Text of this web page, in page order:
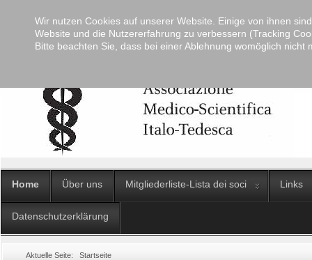
Home Über uns Mitgliederliste-Lista dei soci Links
Datenschutzerklärung
Aktuelle Seite: Startseite
Wir nutzen Cookies auf unserer Website. Einige von ihnen
Website und die Nutzererfahrung zu verbessern (Tracking
Bitte beachten Sie, dass bei einer Ablehnung womöglich